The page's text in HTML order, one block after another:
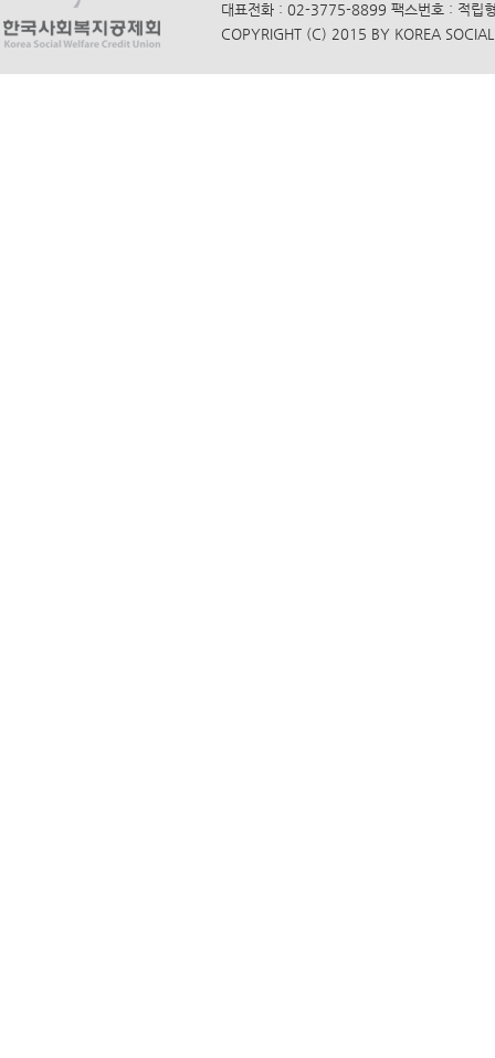
대표전화 : 02-3775-8899 팩스번호 : 적립
COPYRIGHT (C) 2015 BY KOREA SOCIAL